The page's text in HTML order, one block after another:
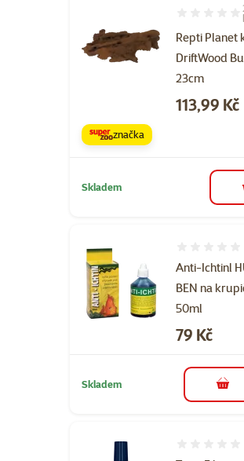
Repti Planet
DriftWood
23cm
Hodnocení
Cena
113,99 Kč
značka
Skladem
Anti-Ichtinl
BEN na
50ml
Cena
79 Kč
Skladem do